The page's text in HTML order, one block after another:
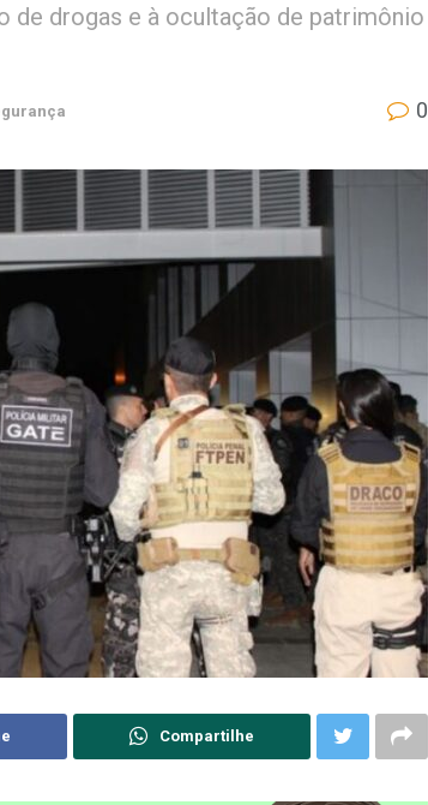
de drogas e à ocultação de patrimônio
0
Compartilhe